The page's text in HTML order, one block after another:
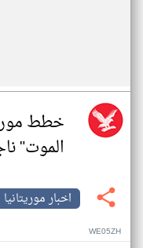
خطط
الموت"
اخبار موريتانيا
WE05ZH